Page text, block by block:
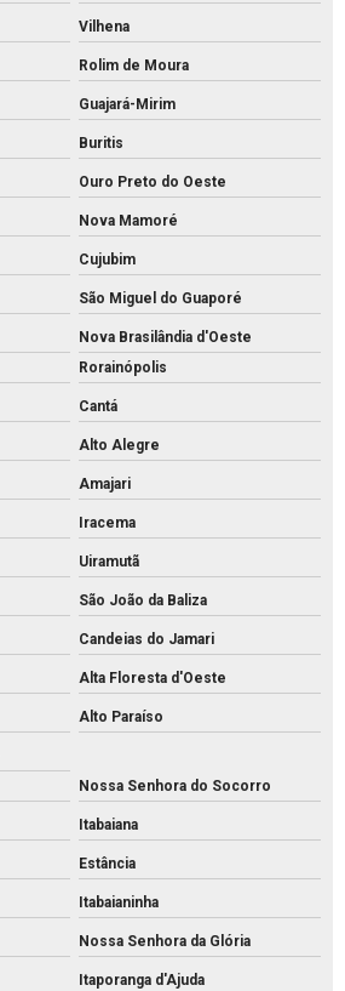
Vilhena
Rolim de Moura
Guajará-Mirim
Buritis
Ouro Preto do Oeste
Nova Mamoré
Cujubim
São Miguel do Guaporé
Nova Brasilândia d'Oeste
Rorainópolis
Cantá
Alto Alegre
Amajari
Iracema
Uiramutã
São João da Baliza
Candeias do Jamari
Alta Floresta d'Oeste
Alto Paraíso
Nossa Senhora do Socorro
Itabaiana
Estância
Itabaianinha
Nossa Senhora da Glória
Itaporanga d'Ajuda